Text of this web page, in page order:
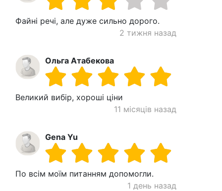
Файні речі, але дуже сильно дорого.
2 тижня назад
Ольга Атабекова
Великий вибір, хороші ціни
11 місяців назад
Gena Yu
По всім моїм питанням допомогли.
1 день назад